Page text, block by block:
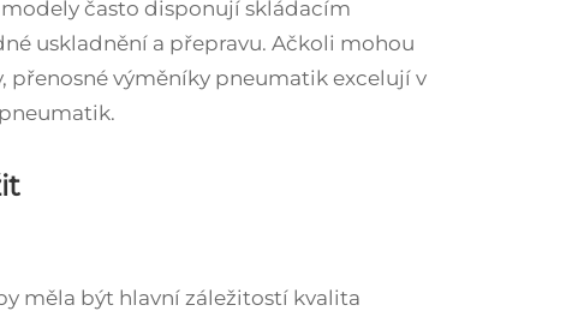
často disponují skládacím
uskladnění a přepravu. Ačkoli mohou
přenosné výměníky pneumatik excelují v
měla být hlavní záležitostí kvalita